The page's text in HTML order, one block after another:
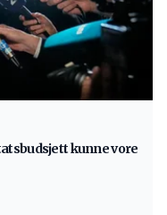
kunne vore